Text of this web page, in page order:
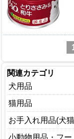
関連カテゴリ
犬用品
ウェアー(犬)
おもちゃ(犬)
キャリーバッグ
猫用品
ウェアー(猫)
おもちゃ(猫)
お手入れ用品(犬
しつけ用品
小動物用品・フー